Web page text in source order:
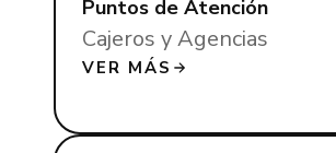
Puntos de Atención
Cajeros y Agencias
VER MÁS